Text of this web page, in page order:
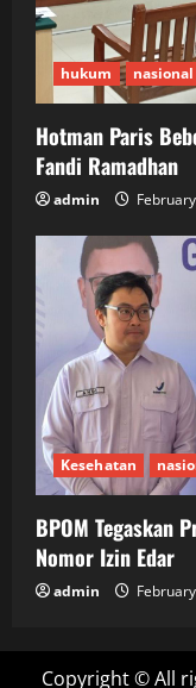
hukum nasional
Hotman Paris
Fandi Ramadhan
admin
Kesehatan
BPOM Tegaskan
Nomor Izin Edar
admin
Copyright © All